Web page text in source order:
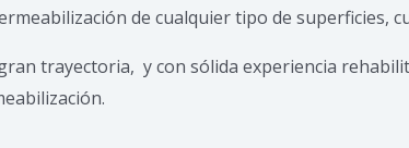
de cualquier tipo de superficies,
trayectoria, y con sólida experiencia